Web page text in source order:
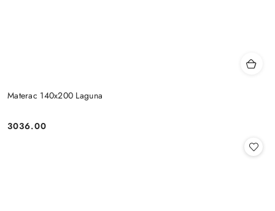
Materac 140x200 Laguna
Cena:
3036.00